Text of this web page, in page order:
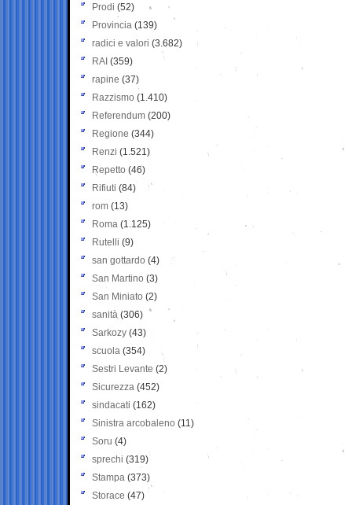
Prodi (52)
Provincia (139)
radici e valori (3.682)
RAI (359)
rapine (37)
Razzismo (1.410)
Referendum (200)
Regione (344)
Renzi (1.521)
Repetto (46)
Rifiuti (84)
rom (13)
Roma (1.125)
Rutelli (9)
san gottardo (4)
San Martino (3)
San Miniato (2)
sanità (306)
Sarkozy (43)
scuola (354)
Sestri Levante (2)
Sicurezza (452)
sindacati (162)
Sinistra arcobaleno (11)
Soru (4)
sprechi (319)
Stampa (373)
Storace (47)